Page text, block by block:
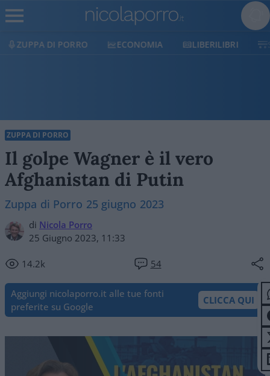
ECONOMIA LIBERILIBRI SHOP SOSTIENICI
ZUPPA DI PORRO
Il golpe Wagner è il vero
Afghanistan di Putin
Zuppa di Porro 25 giugno 2023
di Nicola Porro
25 Giugno 2023, 11:33
14.2k 54
Aggiungi nicolaporro.it alle tue fonti
preferite su Google
CLICCA QUI